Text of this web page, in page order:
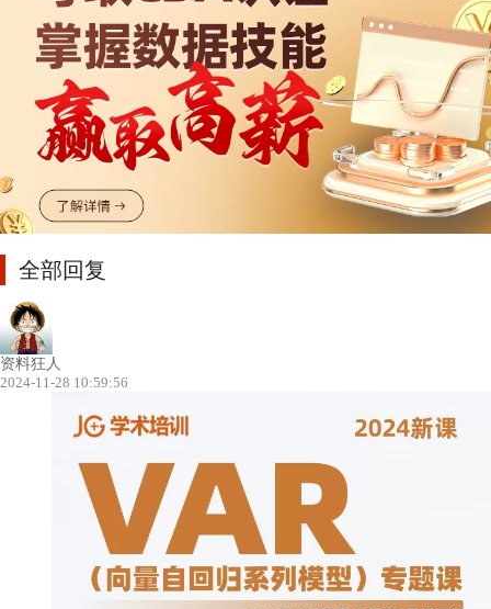
全部回复
资料狂人
2024-11-28 10:59:56